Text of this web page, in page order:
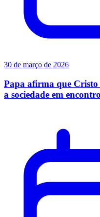
30 de março de 2026
Papa afirma que
a sociedade em